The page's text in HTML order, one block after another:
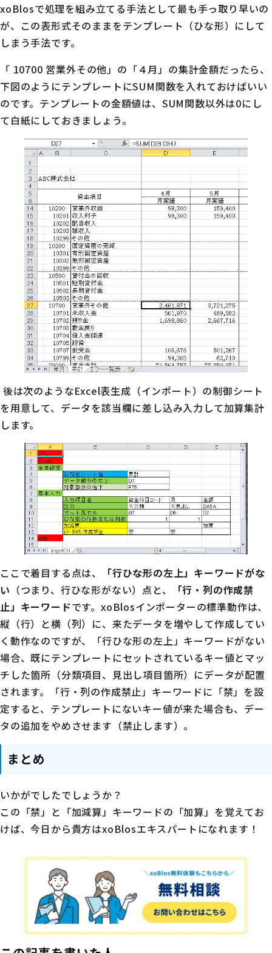
xoBlosで処理を組み立てる手法として最も手っ取り早いの
が、この表形式そのままをテンプレート（ひな形）にして
しまう手法です。
「 10700 営業外その他」の「４月」の集計金額だったら、
下図のようにテンプレートにSUM関数を入れておけばいい
のです。テンプレートの金額値は、SUM関数以外は0にし
て白紙にしておきましょう。
後は次のようなExcel表生成（インポート）の制御シート
を用意して、データを該当欄に差し込み入力して加算集計
します。
ここで着目する点は、
「行ひな形の左上」キーワードがな
い （つまり、行ひな形がない）点と、
「行・列の作成禁
止」キーワードです。xoBlosインポーターの標準動作は、
縦（行）と横（列）に、来たデータを増やして作成してい
く動作なのですが、「行ひな形の左上」キーワードがない
場合、既にテンプレートにセットされているキー値とマッ
チした箇所（分類項目、見出し項目箇所）にデータが配置
されます。「行・列の作成禁止」キーワードに「禁」を設
定すると、テンプレートにないキー値が来た場合も、デー
タの追加をやめさせます（禁止します）。
まとめ
いかがでしたでしょうか？
この「禁」と「加減算」キーワードの「加算」を覚えてお
けば、今日から貴方はxoBlosエキスパートになれます！